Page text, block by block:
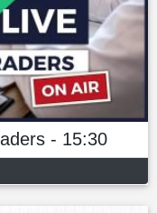
- 15:30